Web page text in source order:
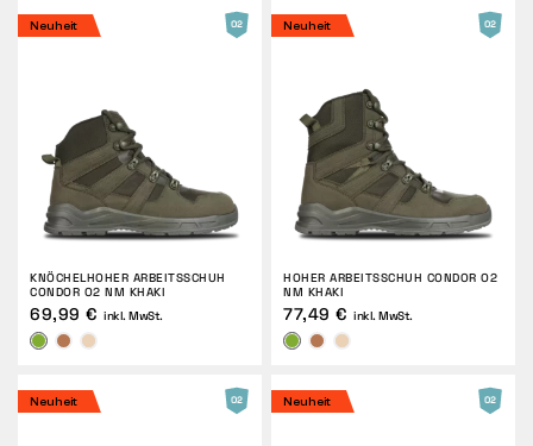
Neuheit
KNÖCHELHOHER ARBEITSSCHUH
CONDOR O2 NM KHAKI
69,99 € inkl. MwSt.
Neuheit
HOHER ARBEITSSCHUH CONDOR O2
NM KHAKI
77,49 € inkl. MwSt.
Neuheit Neuheit